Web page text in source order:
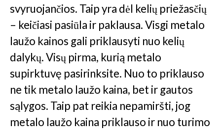
svyruojančios. Taip yra dėl kelių priežasčių
– keičiasi pasiūla ir paklausa. Visgi metalo
laužo kainos gali priklausyti nuo kelių
dalykų. Visų pirma, kurią metalo
supirktuvę pasirinksite. Nuo to priklauso
ne tik metalo laužo kaina, bet ir gautos
sąlygos. Taip pat reikia nepamiršti, jog
metalo laužo kaina priklauso ir nuo turimo